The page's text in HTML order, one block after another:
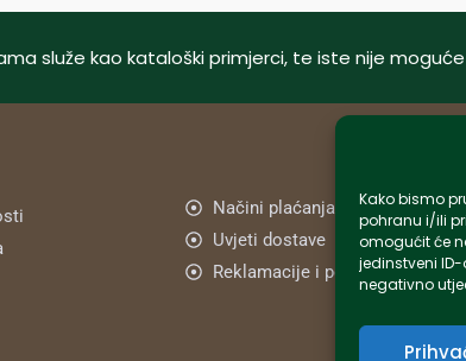
Kako bismo
pohranu i/ili
omogućit će
jedinstveni
negativno
služe kao kataloški primjerci, te iste nije
Načini plaćanja
Uvjeti dostave
Reklamacije i povrat